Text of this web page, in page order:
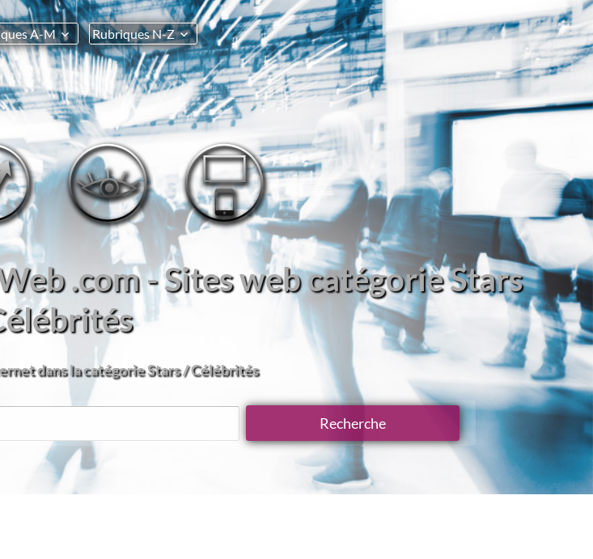
A-M Rubriques N-Z
.com - Sites web catégorie Stars
dans la catégorie Stars / Célébrités